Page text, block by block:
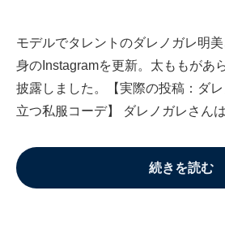
モデルでタレントのダレノガレ明
身のInstagramを更新。太ももがあ
披露しました。【実際の投稿：ダ
立つ私服コーデ】 ダレノガレさん
続きを読む